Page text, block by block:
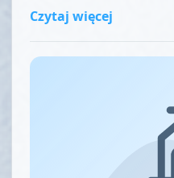
Czytaj więcej